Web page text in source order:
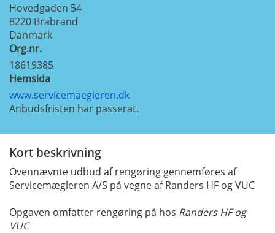
Hovedgaden 54
8220 Brabrand
Danmark
Org.nr.
18619385
Hemsida
www.servicemaegleren.dk
Anbudsfristen har passerat.
Kort beskrivning
Ovennævnte udbud af rengøring gennemføres af
Servicemægleren A/S på vegne af Randers HF og VUC
Opgaven omfatter rengøring på hos Randers HF og
VUC